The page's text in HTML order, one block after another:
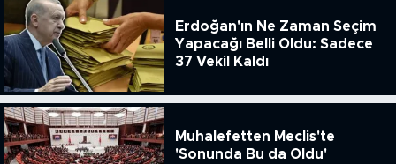
Erdoğan'ın Ne Zaman Seçim
Yapacağı Belli Oldu: Sadece
37 Vekil Kaldı
Muhalefetten Meclis'te
'Sonunda Bu da Oldu'